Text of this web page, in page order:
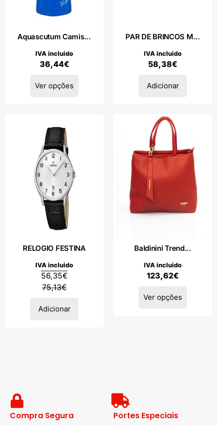
Aquascutum Camis...
36,44€
IVA incluido
Ver opções
PAR DE BRINCOS M...
58,38€
IVA incluido
Adicionar
RELOGIO FESTINA
75,13€
56,35€
IVA incluido
Adicionar
Baldinini Trend...
123,62€
IVA incluido
Ver opções
Compra Segura Portes Especiais